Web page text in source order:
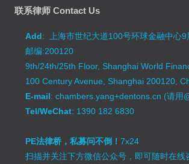
联系律师 Contact Us
Add: 上海市世纪大道100号环球金融中心
邮编:200120
9th/24th/25th Floor, Shanghai World
100 Century Avenue, Shanghai 200120,
E-mail: chambers.yang+dentons.cn (请用
Tel/WeChat: 1390 182 6830
PE法律桥，私募问不倒！7x24
扫描并关注下方微信公众号，即可随时在线